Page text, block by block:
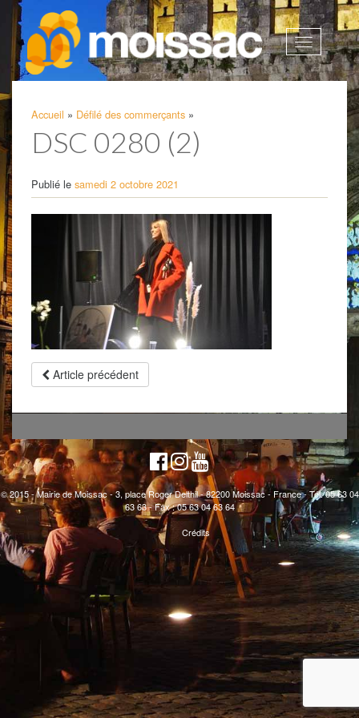
Afficher
la
Accueil » Défilé des commerçants »
DSC 0280 (2)
Publié le samedi 2 octobre 2021
Article précédent
© 2015 - Mairie de Moissac - 3, place Roger Delthil - 82200 Moissac - France - Tél. 05 63 04
63 63 - Fax : 05 63 04 63 64
Crédits